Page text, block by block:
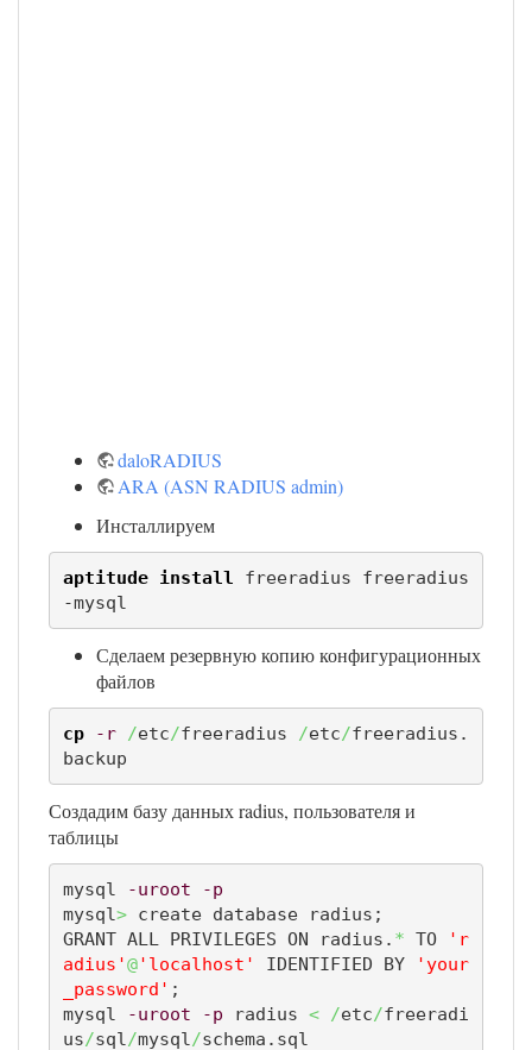
daloRADIUS
ARA (ASN RADIUS admin)
Инсталлируем
aptitude install freeradius freeradius
-mysql
Сделаем резервную копию конфигурационных
файлов
cp -r /etc/freeradius /etc/freeradius.
backup
Создадим базу данных radius, пользователя и
таблицы
mysql -uroot
-p
mysql> create database radius;
GRANT ALL PRIVILEGES ON radius. * TO
'r
adius'@'localhost' IDENTIFIED BY
'your
_password' ;
mysql
-uroot -p radius < /etc/freeradi
us/sql/mysql/schema.sql